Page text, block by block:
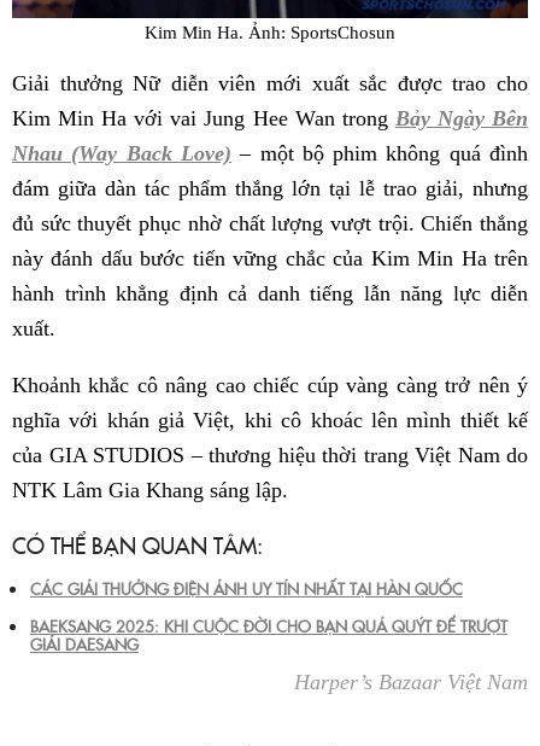
Kim Min Ha. Ảnh: SportsChosun
Giải thưởng Nữ diễn viên mới xuất sắc được trao cho
Kim Min Ha với vai Jung Hee Wan trong Bảy Ngày Bên
Nhau (Way Back Love) – một bộ phim không quá đình
đám giữa dàn tác phẩm thắng lớn tại lễ trao giải, nhưng
đủ sức thuyết phục nhờ chất lượng vượt trội. Chiến thắng
này đánh dấu bước tiến vững chắc của Kim Min Ha trên
hành trình khẳng định cả danh tiếng lẫn năng lực diễn
xuất.
Khoảnh khắc cô nâng cao chiếc cúp vàng càng trở nên ý
nghĩa với khán giả Việt, khi cô khoác lên mình thiết kế
của GIA STUDIOS – thương hiệu thời trang Việt Nam do
NTK Lâm Gia Khang sáng lập.
CÓ THỂ BẠN QUAN TÂM:
CÁC GIẢI THƯỞNG ĐIỆN ẢNH UY TÍN NHẤT TẠI HÀN QUỐC
BAEKSANG 2025: KHI CUỘC ĐỜI CHO BẠN QUẢ QUÝT ĐỂ TRƯỢT
GIẢI DAESANG
Harper’s Bazaar Việt Nam